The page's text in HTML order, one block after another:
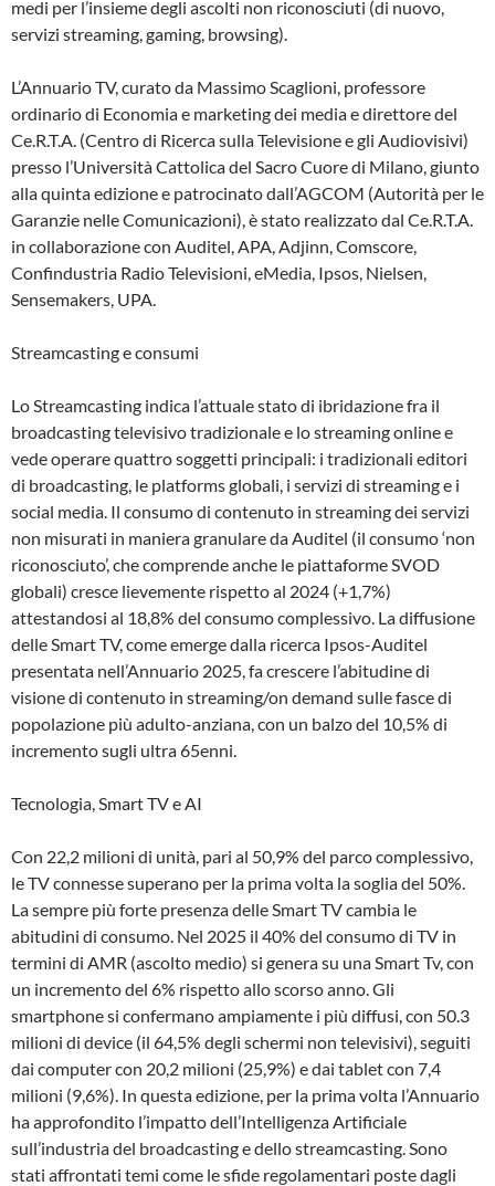
medi per l’insieme degli ascolti non riconosciuti (di nuovo,
servizi streaming, gaming, browsing).
L’Annuario TV, curato da Massimo Scaglioni, professore
ordinario di Economia e marketing dei media e direttore del
Ce.R.T.A. (Centro di Ricerca sulla Televisione e gli Audiovisivi)
presso l’Università Cattolica del Sacro Cuore di Milano, giunto
alla quinta edizione e patrocinato dall’AGCOM (Autorità per le
Garanzie nelle Comunicazioni), è stato realizzato dal Ce.R.T.A.
in collaborazione con Auditel, APA, Adjinn, Comscore,
Confindustria Radio Televisioni, eMedia, Ipsos, Nielsen,
Sensemakers, UPA.
Streamcasting e consumi
Lo Streamcasting indica l’attuale stato di ibridazione fra il
broadcasting televisivo tradizionale e lo streaming online e
vede operare quattro soggetti principali: i tradizionali editori
di broadcasting, le platforms globali, i servizi di streaming e i
social media. Il consumo di contenuto in streaming dei servizi
non misurati in maniera granulare da Auditel (il consumo ‘non
riconosciuto’, che comprende anche le piattaforme SVOD
globali) cresce lievemente rispetto al 2024 (+1,7%)
attestandosi al 18,8% del consumo complessivo. La diffusione
delle Smart TV, come emerge dalla ricerca Ipsos-Auditel
presentata nell’Annuario 2025, fa crescere l’abitudine di
visione di contenuto in streaming/on demand sulle fasce di
popolazione più adulto-anziana, con un balzo del 10,5% di
incremento sugli ultra 65enni.
Tecnologia, Smart TV e AI
Con 22,2 milioni di unità, pari al 50,9% del parco complessivo,
le TV connesse superano per la prima volta la soglia del 50%.
La sempre più forte presenza delle Smart TV cambia le
abitudini di consumo. Nel 2025 il 40% del consumo di TV in
termini di AMR (ascolto medio) si genera su una Smart Tv, con
un incremento del 6% rispetto allo scorso anno. Gli
smartphone si confermano ampiamente i più diffusi, con 50.3
milioni di device (il 64,5% degli schermi non televisivi), seguiti
dai computer con 20,2 milioni (25,9%) e dai tablet con 7,4
milioni (9,6%). In questa edizione, per la prima volta l’Annuario
ha approfondito l’impatto dell’Intelligenza Artificiale
sull’industria del broadcasting e dello streamcasting. Sono
stati affrontati temi come le sfide regolamentari poste dagli